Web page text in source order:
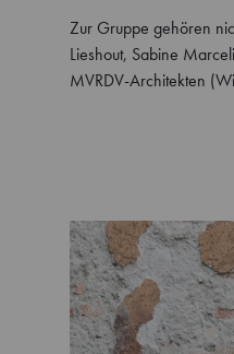
Zur Gruppe gehören
Lieshout, Sabine
MVRDV-Architekten